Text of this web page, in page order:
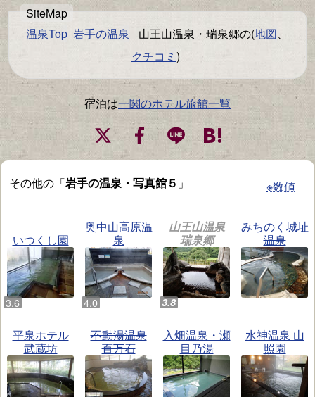
温泉Top 岩手の温泉 山王山温泉・瑞泉郷の(地図、
クチコミ )
宿泊は一関のホテル旅館一覧
その他の「岩手の温泉・写真館５ 」 ※数値
いつくし園
奥中山高原温
泉
山王山温泉
瑞泉郷
みちのく城址
温泉
平泉ホテル
武蔵坊
不動湯温泉
百万石
入畑温泉・瀬
目乃湯
水神温泉 山
照園